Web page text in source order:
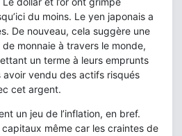
du moins. Le yen japonais a
De nouveau, cela suggère une
monnaie à travers le monde,
un terme à leurs emprunts
avoir vendu des actifs risqués
cet argent.
un jeu de l’inflation, en bref.
capitaux même car les craintes de